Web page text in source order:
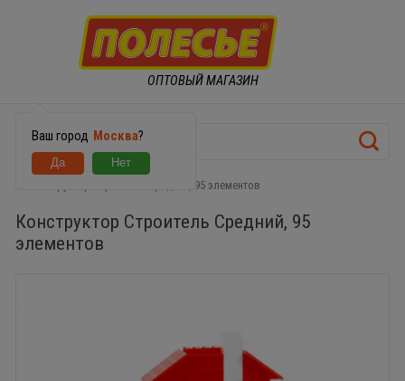
ОПТОВЫЙ МАГАЗИН
Ваш город Москва?
Конструктор Строитель Средний, 95 элементов
Конструктор Строитель Средний, 95
элементов